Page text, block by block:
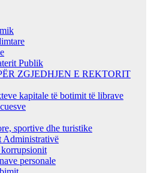
Publik
ZGJEDHJEN E REKTORIT
kapitale të botimit të librave
sportive dhe turistike
Administrativë
personale